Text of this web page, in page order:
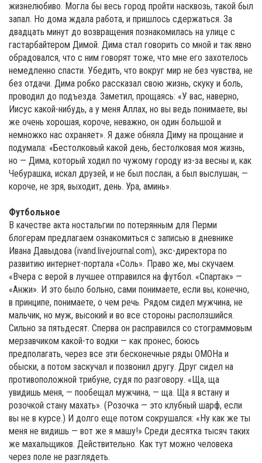
жизнелюбиво. Могла бы весь город пройти насквозь, такой был
запал. Но дома ждала работа, и пришлось сдержаться. За
двадцать минут до возвращения познакомилась на улице с
гастарбайтером Димой. Дима стал говорить со мной и так явно
обрадовался, что с ним говорят тоже, что мне его захотелось
немедленно спасти. Убедить, что вокруг мир не без чувства, не
без отдачи. Дима робко рассказал свою жизнь, скуку и боль,
проводил до подъезда. Заметил, прощаясь: «У вас, наверно,
Иисус какой-нибудь, а у меня Аллах, но вы ведь понимаете, вы
же очень хорошая, короче, неважно, он один большой и
немножко нас охраняет». Я даже обняла Диму на прощание и
подумала: «Бестолковый какой день, бестолковая моя жизнь,
но — Дима, который ходил по чужому городу из-за весны и, как
Чебурашка, искал друзей, и не был послан, а был выслушан, —
короче, не зря, выходит, день. Ура, аминь».
Футбольное
В качестве акта ностальгии по потерянным для Перми
блогерам предлагаем ознакомиться с записью в дневнике
Ивана Давыдова (ivand.livejournal.com), экс-директора по
развитию интернет-портала «Соль». Право же, мы скучаем.
«Вчера с верой в лучшее отправился на футбол. «Спартак» —
«Анжи». И это было больно, сами понимаете, если вы, конечно,
в принципе, понимаете, о чем речь. Рядом сидел мужчина, не
мальчик, но муж, высокий и во все стороны расползшийся.
Сильно за пятьдесят. Сперва он расправился со стограммовым
мерзавчиком какой-то водки — как пронес, боюсь
предполагать, через все эти бесконечные ряды ОМОНа и
обыски, а потом заскучал и позвонил другу. Друг сидел на
противоположной трибуне, судя по разговору. «Ща, ща
увидишь меня, — пообещал мужчина, — ща. Ща я встану и
розочкой стану махать». (Розочка — это клубный шарф, если
вы не в курсе.) И долго еще потом сокрушался: «Ну как же ты
меня не видишь — вот же я машу!» Среди десятка тысяч таких
же махальщиков. Действительно. Как тут можно человека
через поле не разглядеть.